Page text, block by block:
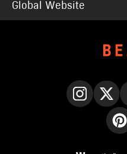
Global Website